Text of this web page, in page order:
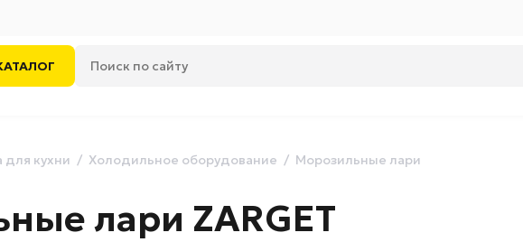
для кухни Холодильное оборудование Морозильные лари
лари ZARGET